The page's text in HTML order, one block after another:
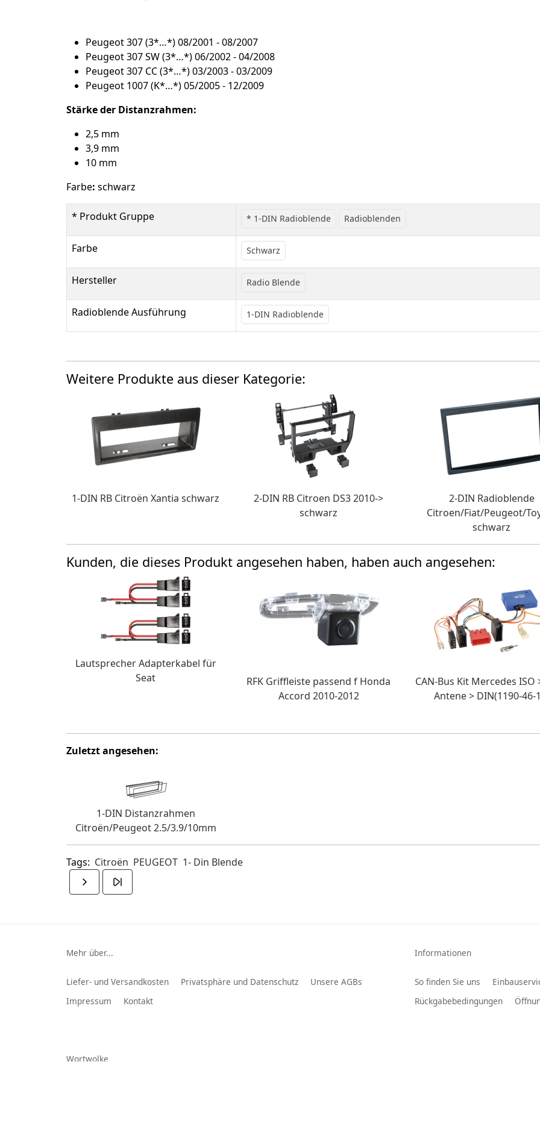
Peugeot 307 (3*…*) 08/2001 - 08/2007
Peugeot 307 SW (3*…*) 06/2002 - 04/2008
Peugeot 307 CC (3*…*) 03/2003 - 03/2009
Peugeot 1007 (K*…*) 05/2005 - 12/2009
Stärke der Distanzrahmen:
2,5 mm
3,9 mm
10 mm
Farbe: schwarz
* Produkt Gruppe * 1-DIN Radioblende Radioblenden
Farbe Schwarz
Hersteller Radio Blende
Radioblende Ausführung 1-DIN Radioblende
Weitere Produkte aus dieser Kategorie:
1-DIN RB Citroën Xantia schwarz
2-DIN RB Citroen DS3 2010->
schwarz
2-DIN Radioblende
Citroen/Fiat/Peugeot/
schwarz
Kunden, die dieses Produkt angesehen haben, haben auch angesehen:
Lautsprecher Adapterkabel für
Seat
RFK Griffleiste passend f Honda
Accord 2010-2012
CAN-Bus Kit Mercedes ISO
Antene > DIN(1190-46-
Zuletzt angesehen:
1-DIN Distanzrahmen
Citroën/Peugeot 2.5/3.9/10mm
Tags: Citroën PEUGEOT 1- Din Blende
Mehr über...
Liefer- und Versandkosten Privatsphäre und Datenschutz
Unsere AGBs
Impressum
Kontakt
Informationen
So finden Sie uns
Rückgabebedingungen
Wortwolke